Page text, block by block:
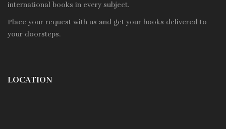
international books in every subject.
Place your request with us and get your books delivered to
your doorsteps.
LOCATION